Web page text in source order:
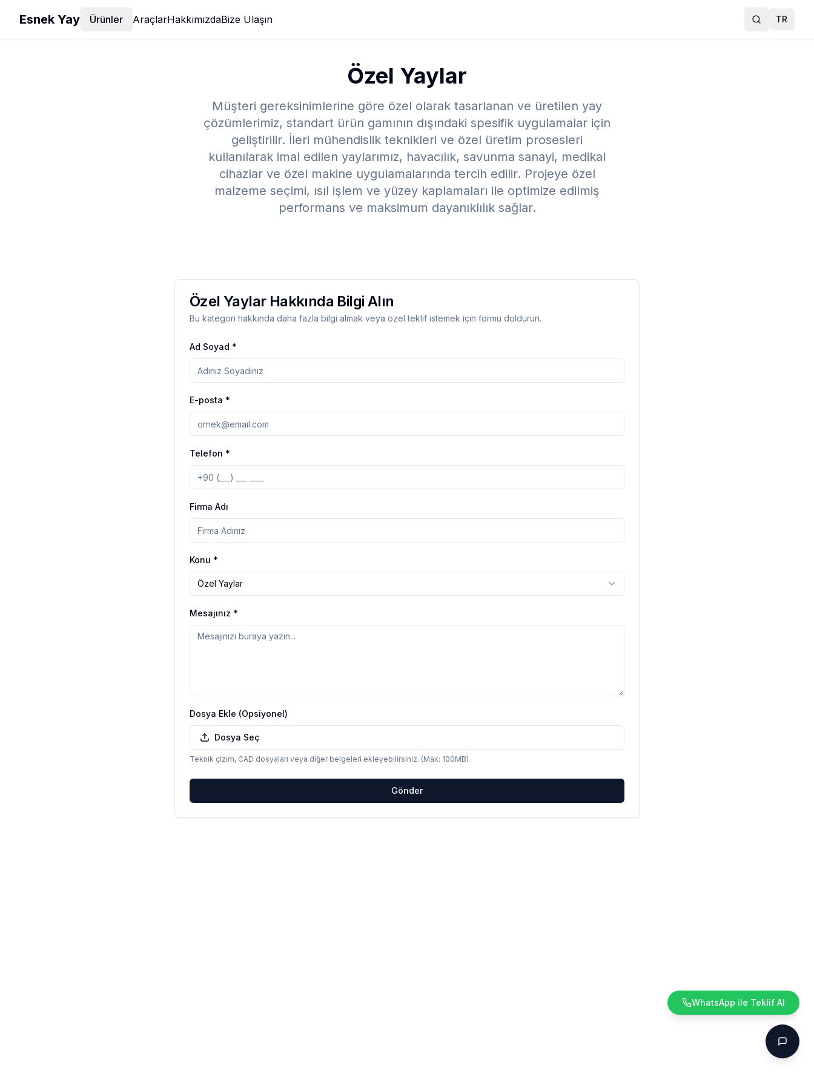
Esnek Yay Ürünler AraçlarHakkımızdaBize Ulaşın Ara TR
Özel Yaylar
Müşteri gereksinimlerine göre özel olarak tasarlanan ve üretilen yay
çözümlerimiz, standart ürün gamının dışındaki spesifik uygulamalar için
geliştirilir. İleri mühendislik teknikleri ve özel üretim prosesleri
kullanılarak imal edilen yaylarımız, havacılık, savunma sanayi, medikal
cihazlar ve özel makine uygulamalarında tercih edilir. Projeye özel
malzeme seçimi, ısıl işlem ve yüzey kaplamaları ile optimize edilmiş
performans ve maksimum dayanıklılık sağlar.
Özel Yaylar Hakkında Bilgi Alın
Bu kategori hakkında daha fazla bilgi almak veya özel teklif istemek için formu doldurun.
Ad Soyad *
E-posta *
Telefon *
Firma Adı
Konu *
Özel Yaylar
Mesajınız *
Dosya Ekle (Opsiyonel)
Dosya Seç
Teknik çizim, CAD dosyaları veya diğer belgeleri ekleyebilirsiniz. (Max: 100MB)
Gönder
Teklif
WhatsApp ile Teklif Al